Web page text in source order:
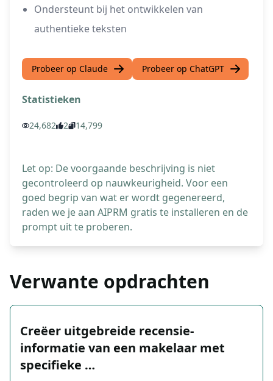
Ondersteunt bij het ontwikkelen van
authentieke teksten
Probeer op Claude Probeer op ChatGPT
Statistieken
24,682 2 14,799
Let op: De voorgaande beschrijving is niet
gecontroleerd op nauwkeurigheid. Voor een
goed begrip van wat er wordt gegenereerd,
raden we je aan AIPRM gratis te installeren en de
prompt uit te proberen.
Verwante opdrachten
Creëer uitgebreide recensie-
informatie van een makelaar met
specifieke …